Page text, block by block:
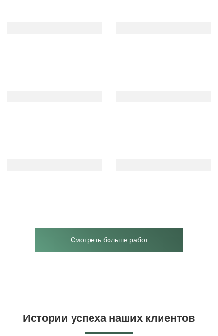
Смотреть больше работ
Истории успеха наших клиентов